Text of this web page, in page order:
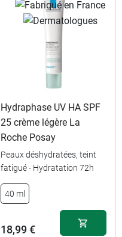
40 ml + soin
offert
40 ml
Hydraphase UV HA SPF
25 crème légère La
Roche Posay
Peaux déshydratées, teint
fatigué - Hydratation 72h
40 ml
18,99 €